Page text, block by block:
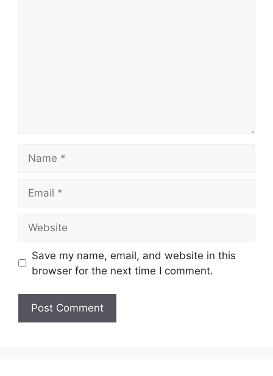
Save my name, email, and website in this
browser for the next time I comment.